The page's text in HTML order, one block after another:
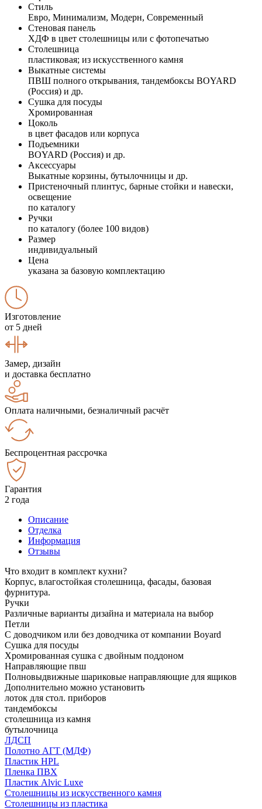
Стиль
Евро, Минимализм, Модерн, Современный
Стеновая панель
ХДФ в цвет столешницы или с фотопечатью
Столешница
пластиковая; из искусственного камня
Выкатные системы
ПВШ полного открывания, тандембоксы BOYARD
(Россия) и др.
Сушка для посуды
Хромированная
Цоколь
в цвет фасадов или корпуса
Подъемники
BOYARD (Россия) и др.
Аксессуары
Выкатные корзины, бутылочницы и др.
Пристеночный плинтус, барные стойки и навески,
освещение
по каталогу
Ручки
по каталогу (более 100 видов)
Размер
индивидуальный
Цена
указана за базовую комплектацию
Изготовление
от 5 дней
Замер, дизайн
и доставка бесплатно
Оплата наличными, безналичный расчёт
Беспроцентная рассрочка
Гарантия
2 года
Описание
Отделка
Информация
Отзывы
Что входит в комплект кухни?
Корпус, влагостойкая столешница, фасады, базовая
фурнитура.
Ручки
Различные варианты дизайна и материала на выбор
Петли
С доводчиком или без доводчика от компании Boyard
Сушка для посуды
Хромированная сушка с двойным поддоном
Направляющие пвш
Полновыдвижные шариковые направляющие для ящиков
Дополнительно можно установить
лоток для стол. приборов
тандембоксы
столешница из камня
бутылочница
ЛДСП
Полотно АГТ (МДФ)
Пластик HPL
Пленка ПВХ
Пластик Alvic Luxe
Столешницы из искусственного камня
Столешницы из пластика